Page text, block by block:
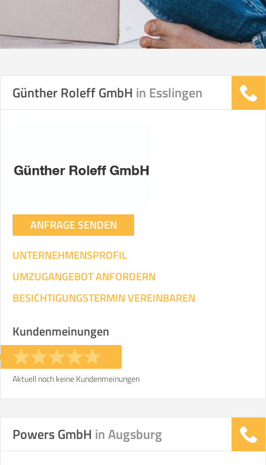
Günther Roleff GmbH in Esslingen
ANFRAGE SENDEN
UNTERNEHMENSPROFIL
UMZUGANGEBOT ANFORDERN
BESICHTIGUNGSTERMIN VEREINBAREN
Kundenmeinungen
Aktuell noch keine Kundenmeinungen
Powers GmbH in Augsburg